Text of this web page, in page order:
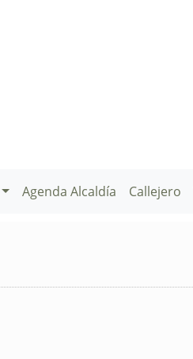
Agenda Alcaldía Callejero